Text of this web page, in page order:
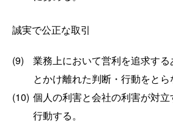
誠実で公正な取引
(9)
業務上において営利を追求す
とかけ離れた判断・行動をとら
(10) 個人の利害と会社の利害が対立
行動する。